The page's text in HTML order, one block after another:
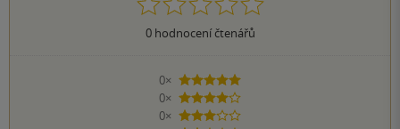
0hodnocení čtenářů
0×
5 hvězdiček
0×
4 hvězdičky
0×
3 hvězdičky